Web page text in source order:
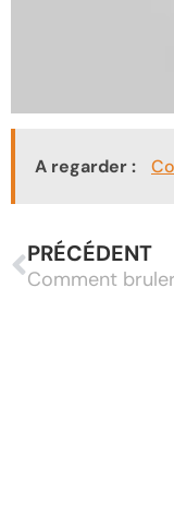
A regarder :
PRÉCÉDENT
Comment